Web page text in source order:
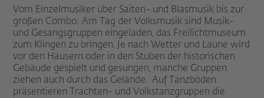
Vom Einzelmusiker über Saiten- und Blasmusik bis zur
großen Combo: Am Tag der Volksmusik sind Musik-
und Gesangsgruppen eingeladen, das Freilichtmuseum
zum Klingen zu bringen. Je nach Wetter und Laune wird
vor den Häusern oder in den Stuben der historischen
Gebäude gespielt und gesungen, manche Gruppen
ziehen auch durch das Gelände. Auf Tanzböden
präsentieren Trachten- und Volkstanzgruppen die